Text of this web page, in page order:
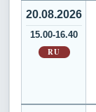
20.08.2026
15.00-16.40
RU